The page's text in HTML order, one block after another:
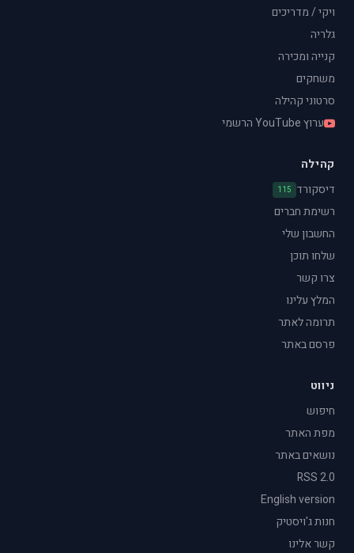
ויקי / מדריכים
גלריה
קנייה ומכירה
משחקים
סרטוני קהילה
ערוץ YouTube הרשמי
קהילה
דיסקורד 115
רשימת חברים
החשבון שלי
שלחו תוכן
צרו קשר
המלץ עלינו
תרומה לאתר
פרסם באתר
ניווט
חיפוש
מפת האתר
נושאים באתר
RSS 2.0
English version
חנות ג'ויסטיק
קשר אלינו